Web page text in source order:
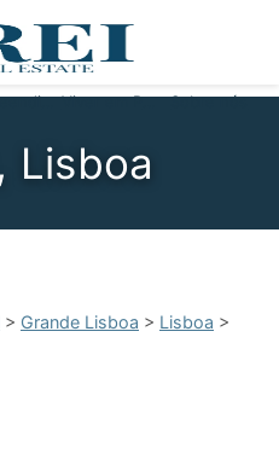
Empreendimentos Viver em Portugal Sobre nós
Lisboa
> Grande Lisboa > Lisboa >